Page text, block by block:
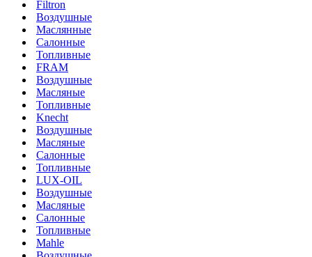
Filtron
Воздушные
Маслянные
Салонные
Топливные
FRAM
Воздушные
Масляные
Топливные
Knecht
Воздушные
Масляные
Салонные
Топливные
LUX-OIL
Воздушные
Масляные
Салонные
Топливные
Mahle